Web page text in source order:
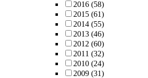
2016 (58)
2015 (61)
2014 (55)
2013 (46)
2012 (60)
2011 (32)
2010 (24)
2009 (31)